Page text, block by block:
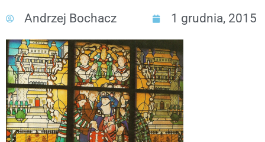
Andrzej Bochacz 1 grudnia, 2015